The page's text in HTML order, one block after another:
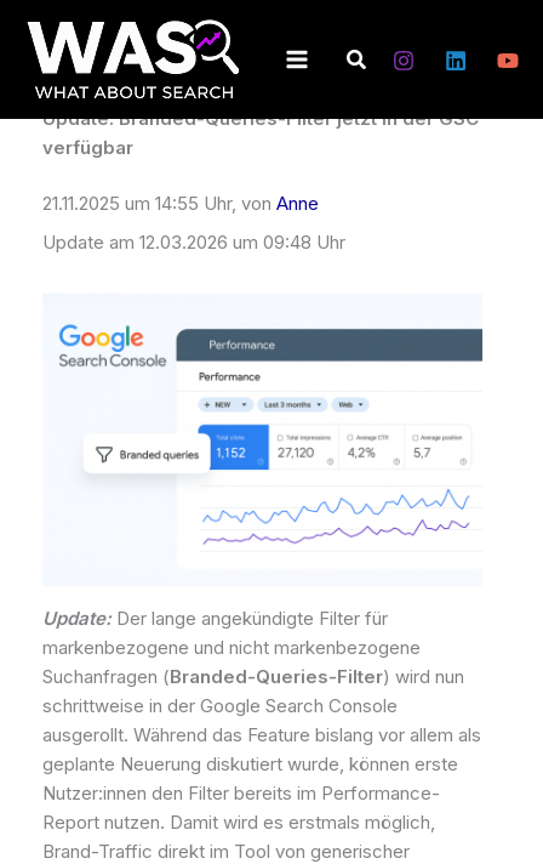
Inhalt
springen
Suchen
Von Anne /12. März 2026
Update: Branded-Queries-Filter jetzt in der GSC
verfügbar
21.11.2025 um 14:55 Uhr, von Anne
Update am 12.03.2026 um 09:48 Uhr
Update: Der lange angekündigte Filter für
markenbezogene und nicht markenbezogene
Suchanfragen (Branded-Queries-Filter) wird nun
schrittweise in der Google Search Console
ausgerollt. Während das Feature bislang vor allem als
geplante Neuerung diskutiert wurde, können erste
Nutzer:innen den Filter bereits im Performance-
Report nutzen. Damit wird es erstmals möglich,
Brand-Traffic direkt im Tool von generischer